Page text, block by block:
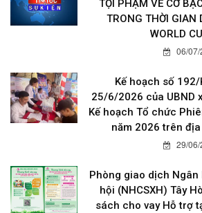
TỘI PHẠM VỀ CỜ
TRONG THỜI GIAN
WORLD
06/07/
Kế hoạch số 192/
25/6/2026 của UBND
Kế hoạch Tổ chức
năm 2026 trên
29/06/
Phòng giao dịch
hội (NHCSXH) Tây
sách cho vay Hỗ trợ